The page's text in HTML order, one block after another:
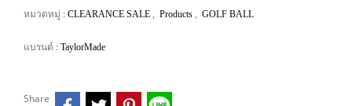
หมวดหมู่ : CLEARANCE SALE , Products , GOLF BALL
แบรนด์ : TaylorMade
Share